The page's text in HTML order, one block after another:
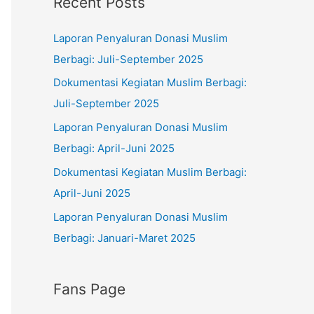
r
o
r
i
e
s
Laporan Penyaluran Donasi Muslim
Berbagi: Juli-September 2025
Dokumentasi Kegiatan Muslim Berbagi:
Juli-September 2025
Laporan Penyaluran Donasi Muslim
Berbagi: April-Juni 2025
Dokumentasi Kegiatan Muslim Berbagi:
April-Juni 2025
Laporan Penyaluran Donasi Muslim
Berbagi: Januari-Maret 2025
Fans Page